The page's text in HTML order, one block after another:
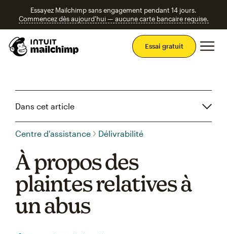
Essayez Mailchimp sans engagement pendant 14 jours.
Commencez dès aujourd'hui — aucune carte bancaire requise.
Essai gratuit
Dans cet article
Centre d'assistance Délivrabilité
À propos des
plaintes relatives à
un abus